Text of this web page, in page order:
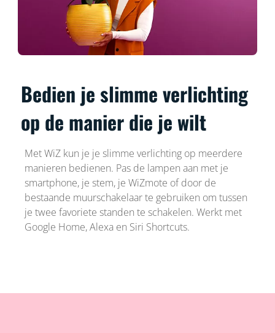
Bedien je slimme verlichting
op de manier die je wilt
Met WiZ kun je je slimme verlichting op meerdere
manieren bedienen. Pas de lampen aan met je
smartphone, je stem, je WiZmote of door de
bestaande muurschakelaar te gebruiken om tussen
je twee favoriete standen te schakelen. Werkt met
Google Home, Alexa en Siri Shortcuts.